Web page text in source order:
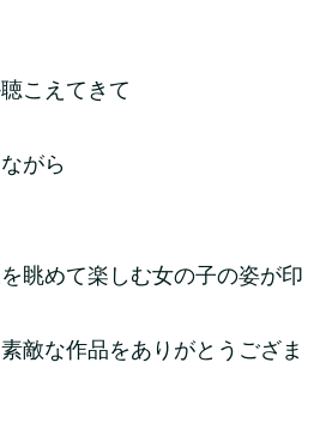
こえてきて
がら
眺めて楽しむ女の子の姿が印
敵な作品をありがとうござま